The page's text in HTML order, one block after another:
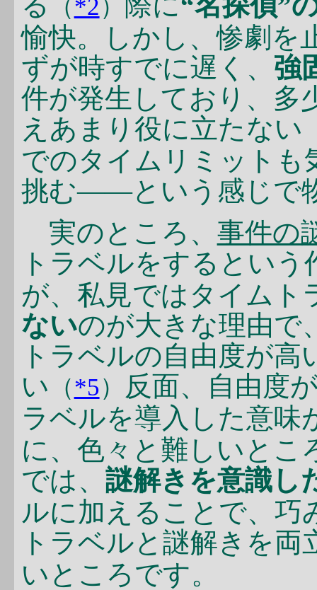
（*2）
愉快。しかし、惨劇を
ずが時すでに遅く、 強
件が発生しており、多
えあまり役に立たない
でのタイムリミットも
挑む――という感じで
実のところ、 事件の
トラベルをするという
が、私見ではタイムト
ないのが大きな理由で
トラベルの自由度が
い （*5）
反面、自由度
ラベルを導入した意味
に、色々と難しいとこ
では、 謎解きを意識し
ルに加えることで、巧
トラベルと謎解きを両
いところです。